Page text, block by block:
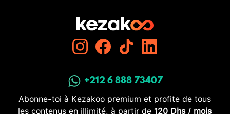
+212 6 888 73407
Abonne-toi à Kezakoo premium et profite de tous
les contenus en illimité, à partir de 120 Dhs / mois